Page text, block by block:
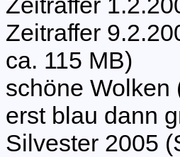
Zeitraffer
ca. 115 MB)
schöne Wolken
erst blau dann
Silvester 2005